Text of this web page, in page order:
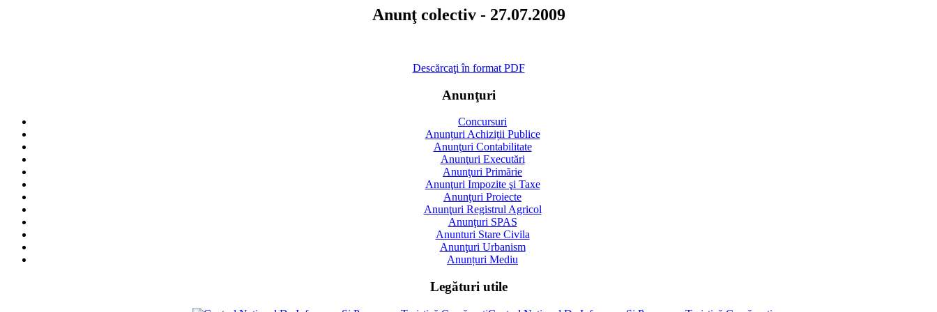
Anunţ colectiv - 27.07.2009
Descărcaţi în format PDF
Anunţuri
Concursuri
Anunțuri Achiziții Publice
Anunţuri Contabilitate
Anunţuri Executări
Anunţuri Primărie
Anunţuri Impozite şi Taxe
Anunţuri Proiecte
Anunţuri Registrul Agricol
Anunţuri SPAS
Anunturi Stare Civila
Anunţuri Urbanism
Anunțuri Mediu
Legături utile